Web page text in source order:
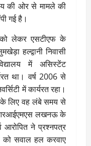
की ओर से मामले की
गई है।
लेकर एसटीएफ के
हल्द्वानी निवासी
में असिस्टेंट
था। वर्ष 2006 से
में कार्यरत रहा।
के लिए वह लंबे समय से
आरआईएमएस लखनऊ के
आरोपित ने प्रश्नपत्र
को सवाल हल करवाए